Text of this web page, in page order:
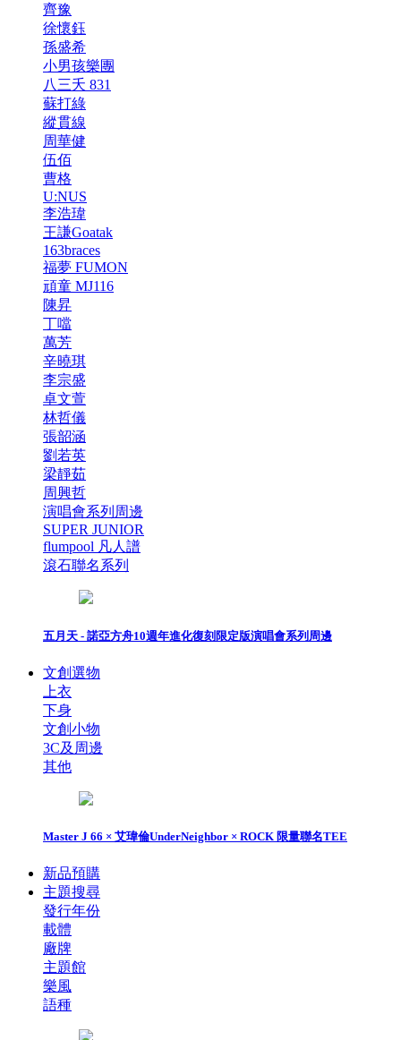
齊豫
徐懷鈺
孫盛希
小男孩樂團
八三夭 831
蘇打綠
縱貫線
周華健
伍佰
曹格
U:NUS
李浩瑋
王謙Goatak
163braces
福夢 FUMON
頑童 MJ116
陳昇
丁噹
萬芳
辛曉琪
李宗盛
卓文萱
林哲儀
張韶涵
劉若英
梁靜茹
周興哲
演唱會系列周邊
SUPER JUNIOR
flumpool 凡人譜
滾石聯名系列
五月天 - 諾亞方舟10週年進化復刻限定版演唱會系列周邊
文創選物
上衣
下身
文創小物
3C及周邊
其他
Master J 66 × 艾瑋倫UnderNeighbor × ROCK 限量聯名TEE
新品預購
主題搜尋
發行年份
載體
廠牌
主題館
樂風
語種